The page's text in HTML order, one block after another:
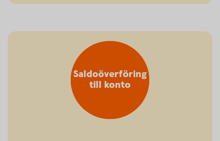
Saldoöverföring
till konto